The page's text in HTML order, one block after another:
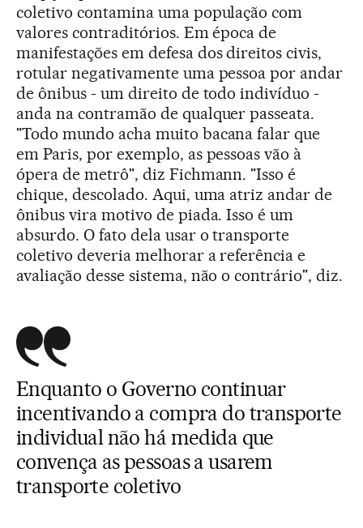
coletivo contamina uma população com
valores contraditórios. Em época de
manifestações em defesa dos direitos civis,
rotular negativamente uma pessoa por andar
de ônibus - um direito de todo indivíduo -
anda na contramão de qualquer passeata.
"Todo mundo acha muito bacana falar que
em Paris, por exemplo, as pessoas vão à
ópera de metrô", diz Fichmann. "Isso é
chique, descolado. Aqui, uma atriz andar de
ônibus vira motivo de piada. Isso é um
absurdo. O fato dela usar o transporte
coletivo deveria melhorar a referência e
avaliação desse sistema, não o contrário", diz.
Enquanto o Governo continuar
incentivando a compra do transporte
individual não há medida que
convença as pessoas a usarem
transporte coletivo